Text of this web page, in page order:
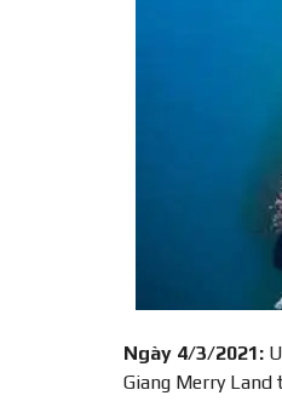
Ngày 4/3/2021:
Giang Merry